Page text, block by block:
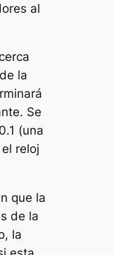
al
la
Se
(una
reloj
que la
de la
la